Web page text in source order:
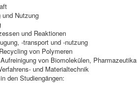
und Nutzung
und Reaktionen
-transport und -nutzung
von Polymeren
von Biomolekülen, Pharmazeutika
und Materialtechnik
den Studiengängen: